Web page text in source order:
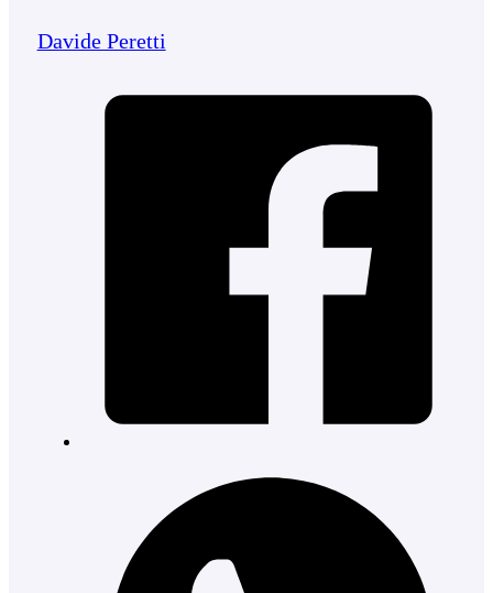
Davide Peretti